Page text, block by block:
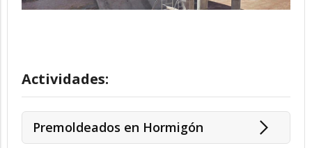
Actividades:
Premoldeados en Hormigón